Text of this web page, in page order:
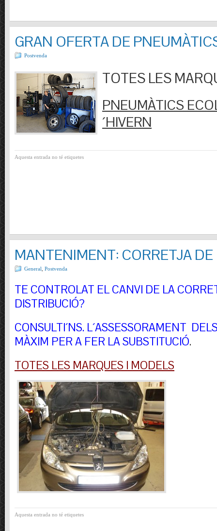
GRAN OFERTA DE
Postvenda
TOTES LES
PNEUMÀTICS
´HIVERN
Aquesta entrada no té etiquetes
MANTENIMENT: CORRETJA
General Postvenda
TE CONTROLAT EL CANVI DE LA
DISTRIBUCIÓ?
CONSULTI´NS. L´ASSESSORAMENT
MÀXIM PER A FER LA SUBSTITUCIÓ.
TOTES LES MARQUES I MODELS
Aquesta entrada no té etiquetes